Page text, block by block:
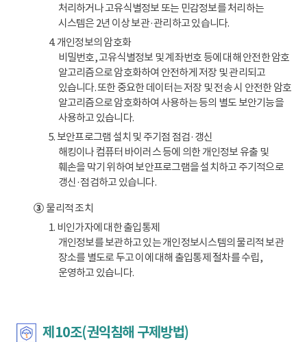
처리하거나 고유식별정보 또는 민감정보를 처리하는
시스템은 2년 이상 보관·관리하고 있습니다.
4. 개인정보의 암호화
비밀번호, 고유식별정보 및 계좌번호 등에 대해 안전한 암호
알고리즘으로 암호화하여 안전하게 저장 및 관리되고
있습니다. 또한 중요한 데이터는 저장 및 전송 시 안전한 암호
알고리즘으로 암호화하여 사용하는 등의 별도 보안기능을
사용하고 있습니다.
5. 보안프로그램 설치 및 주기점 점검·갱신
해킹이나 컴퓨터 바이러스 등에 의한 개인정보 유출 및
훼손을 막기 위하여 보안프로그램을 설치하고 주기적으로
갱신·점검하고 있습니다.
③물리적 조치
1. 비인가자에 대한 출입통제
개인정보를 보관하고 있는 개인정보시스템의 물리적 보관
장소를 별도로 두고 이에 대해 출입통제 절차를 수립,
운영하고 있습니다.
제10조(권익침해 구제방법)